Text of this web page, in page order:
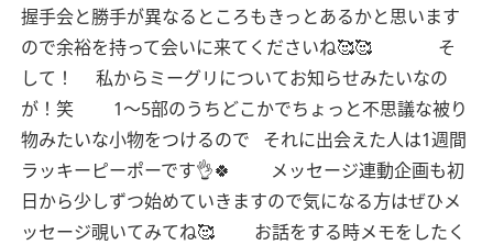
握手会と勝手が異なるところもきっとあるかと思います
ので余裕を持って会いに来てくださいね🥰🥰
そ
して！
私からミーグリについてお知らせみたいなの
が！笑
1〜5部のうちどこかでちょっと不思議な被り
物みたいな小物をつけるので
それに出会えた人は1週間
ラッキーピーポーです👌🍀
メッセージ連動企画も初
日から少しずつ始めていきますので気になる方はぜひメ
ッセージ覗いてみてね🥰
お話をする時メモをしたく